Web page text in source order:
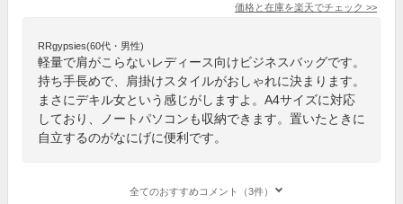
価格と在庫を楽天でチェック >>
RRgypsies(60代・男性)
軽量で肩がこらないレディース向けビジネスバッグです。
持ち手長めで、肩掛けスタイルがおしゃれに決まります。
まさにデキル女という感じがしますよ。A4サイズに対応
しており、ノートパソコンも収納できます。置いたときに
自立するのがなにげに便利です。
全てのおすすめコメント（3件）